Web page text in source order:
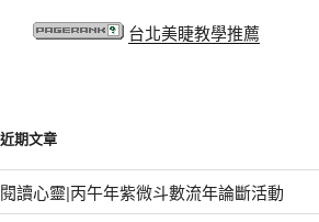
台北美睫教學推薦
近期文章
閱讀心靈|丙午年紫微斗數流年論斷活動